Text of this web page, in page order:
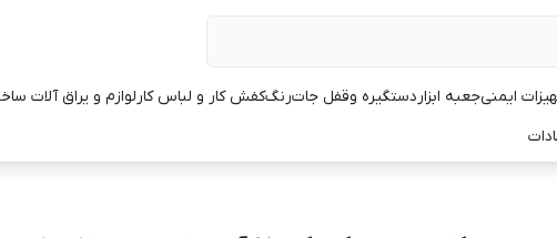
ایمنیجعبه ابزاردستگیره وقفل جاترنگکفش کار و لباس کارلوازم و یراق آلات